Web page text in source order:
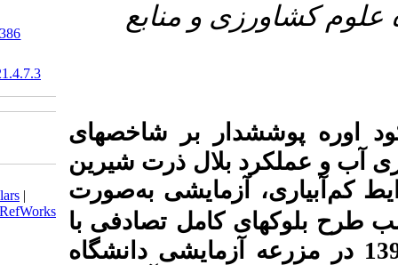
منابع
بر شاخص­های
ذرت شیرین
به‌صورت
تصادفی با
دانشگاه
‎ 10.29252/abj.21.4.386
20.1001.1.15625540.1398.21.4.7.3
Download citation:
BibTeX
RIS| EndNote|Medlars|
ProCite| Reference Manager
RefWorks
Send citation to:
Mendeley
Zotero